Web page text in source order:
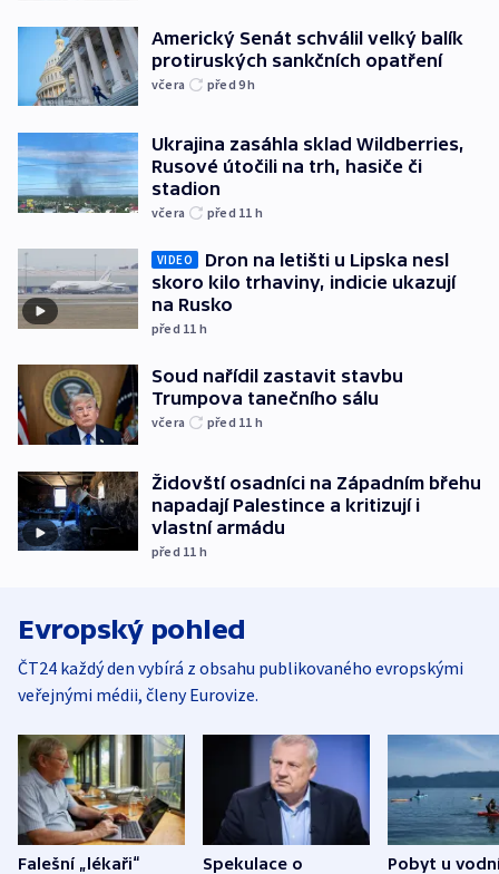
Americký Senát schválil velký balík
protiruských sankčních opatření
včera před 9h
Ukrajina zasáhla sklad Wildberries,
Rusové útočili na trh, hasiče či
stadion
včera před 11 h
VIDEO
Dron na letišti u Lipska nesl
skoro kilo trhaviny, indicie ukazují
na Rusko
před 11 h
Soud nařídil zastavit stavbu
Trumpova tanečního sálu
včera před 11 h
Židovští osadníci na Západním břehu
napadají Palestince a kritizují i
vlastní armádu
před 11 h
Evropský pohled
ČT24 každý den vybírá z obsahu publikovaného evropskými
veřejnými médii, členy Eurovize.
Falešní „lékaři“
Spekulace o
Pobyt u